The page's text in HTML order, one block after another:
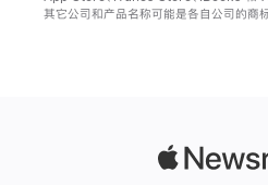
其它公司和产品名称可能是各自公司的商标